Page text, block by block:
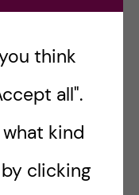
kan också
med att
ser sig
sin forskning
att klara sin
think
all".
kind
clicking